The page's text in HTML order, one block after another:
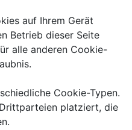
auf Ihrem Gerät
Betrieb dieser Seite
alle anderen Cookie-
Cookie-Typen.
platziert, die